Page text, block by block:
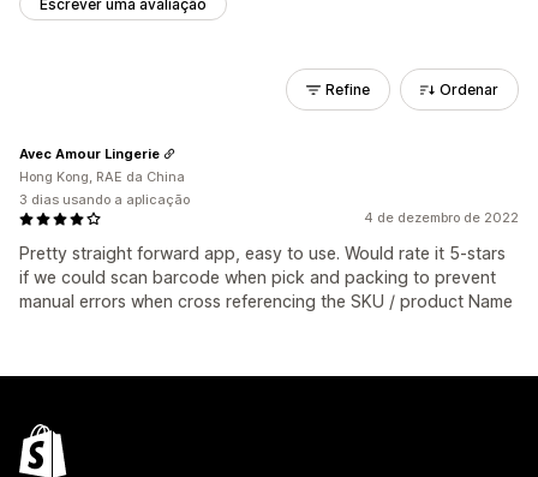
Escrever uma avaliação
Refine Ordenar
4 de dezembro de 2022
Pretty straight forward app, easy to use. Would rate it 5-stars
if we could scan barcode when pick and packing to prevent
manual errors when cross referencing the SKU / product Name
Avec Amour Lingerie
Hong Kong, RAE da China
3 dias usando a aplicação